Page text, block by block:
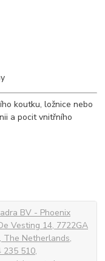
koutku, ložnice nebo
a pocit vnitřního
BV - Phoenix
Vesting 14, 7722GA
The Netherlands,
235 510,